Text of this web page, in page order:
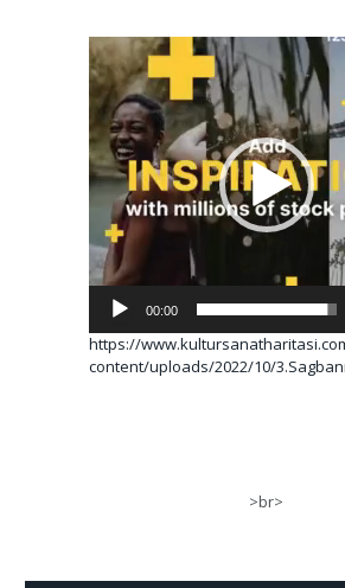
Video
oynatıcı
00:00
https://
content/uploads/2022/10/
>br>